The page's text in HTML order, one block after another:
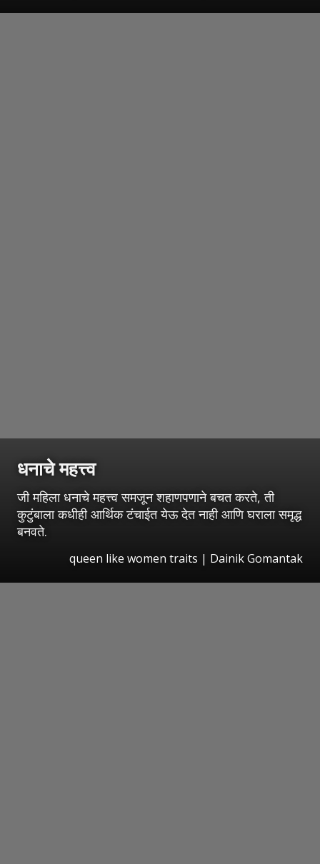
धनाचे महत्त्व
जी महिला धनाचे महत्त्व समजून शहाणपणाने बचत करते, ती
कुटुंबाला कधीही आर्थिक टंचाईत येऊ देत नाही आणि घराला समृद्ध
बनवते.
queen like women traits | Dainik Gomantak